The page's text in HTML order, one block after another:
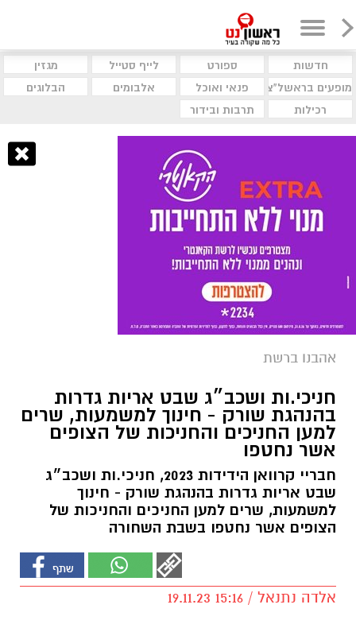
חדשות ספורט לייף סטייל
מגזין
מופעים בראשל"צ
פנאי ואוכל אלבומים
הבלוגים
רכילות
תרבות ובידור
אהבנו ברשת
חניכי.ות ושכב״ג שבט אריות גדרות
בהנהגת שורק - חינוך למשמעות, שרים
למען החניכים והחניכות של הצופים
אשר נחטפו
חבריי קרוואן הידידות 2023, חניכי.ות ושכב״ג
שבט אריות גדרות בהנהגת שורק - חינוך
למשמעות, שרים למען החניכים והחניכות של
הצופים אשר נחטפו בשבת השחורה
אלדה נתנאל / 15:16 19.11.23